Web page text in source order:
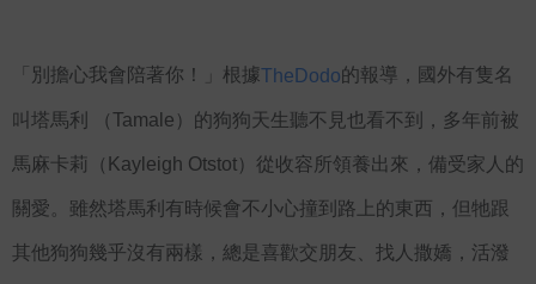
「別擔心我會陪著你！」根據TheDodo的報導，國外有隻名
叫塔馬利 （Tamale）的狗狗天生聽不見也看不到，多年前被
馬麻卡莉（Kayleigh Otstot）從收容所領養出來，備受家人的
關愛。雖然塔馬利有時候會不小心撞到路上的東西，但牠跟
其他狗狗幾乎沒有兩樣，總是喜歡交朋友、找人撒嬌，活潑